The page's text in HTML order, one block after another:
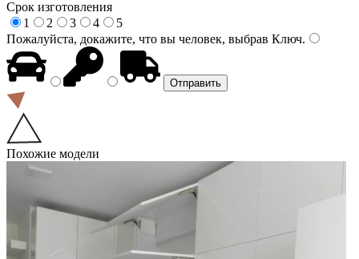
Срок изготовления
1
2 3 4
5
Пожалуйста, докажите, что вы человек, выбрав Ключ.
Похожие модели